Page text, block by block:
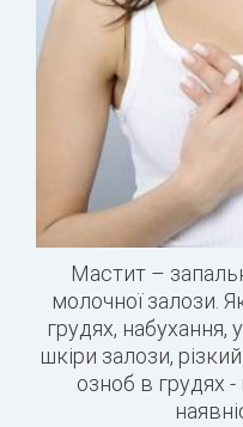
Мастит –
молочної залози.
грудях, набухання,
шкіри залози,
озноб в грудях